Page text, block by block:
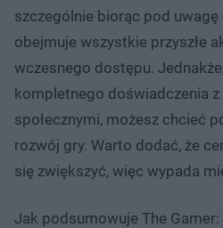
szczególnie biorąc pod uwagę
obejmuje wszystkie przyszłe
wczesnego dostępu.
kompletnego doświadczenia
społecznymi, możesz chcieć
rozwój gry. Warto dodać, że
się zwiększyć, więc wypada
Jak podsumowuje The